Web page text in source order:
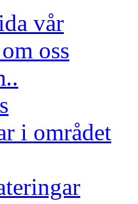
vår
oss
i området